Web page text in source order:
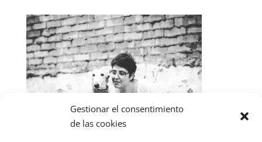
Gestionar el consentimiento
de las cookies